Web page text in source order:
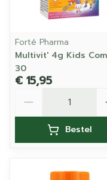
Forté Pharma
Multivit' 4g Kids
30
€ 15,95
Bestel